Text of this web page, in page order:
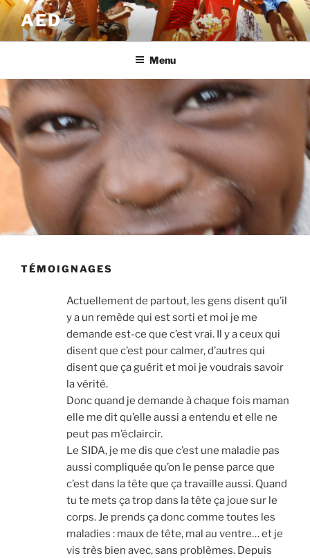
Skip
to
content
AED
Menu
TÉMOIGNAGES
Actuel­le­ment de par­tout, les gens disent qu’il
y a un remède qui est sor­ti et moi je me
demande est-ce que c’est vrai. Il y a ceux qui
disent que c’est pour cal­mer, d’autres qui
disent que ça gué­rit et moi je vou­drais savoir
la véri­té.
Donc quand je demande à chaque fois maman
elle me dit qu’elle aus­si a enten­du et elle ne
peut pas m’éclaircir.
Le SIDA, je me dis que c’est une mala­die pas
aus­si com­pli­quée qu’on le pense parce que
c’est dans la tête que ça tra­vaille aus­si. Quand
tu te mets ça trop dans la tête ça joue sur le
corps. Je prends ça donc comme toutes les
mala­dies : maux de tête, mal au ventre… et je
vis très bien avec, sans pro­blèmes. Depuis